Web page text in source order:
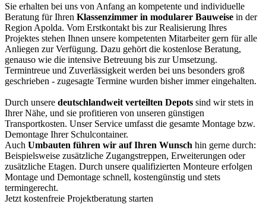
Sie erhalten bei uns von Anfang an kompetente und individuelle
Beratung für Ihren Klassenzimmer in modularer Bauweise in der
Region Apolda. Vom Erstkontakt bis zur Realisierung Ihres
Projektes stehen Ihnen unsere kompetenten Mitarbeiter gern für alle
Anliegen zur Verfügung. Dazu gehört die kostenlose Beratung,
genauso wie die intensive Betreuung bis zur Umsetzung.
Termintreue und Zuverlässigkeit werden bei uns besonders groß
geschrieben - zugesagte Termine wurden bisher immer eingehalten.
Durch unsere deutschlandweit verteilten Depots sind wir stets in
Ihrer Nähe, und sie profitieren von unseren günstigen
Transportkosten. Unser Service umfasst die gesamte Montage bzw.
Demontage Ihrer Schulcontainer.
Auch Umbauten führen wir auf Ihren Wunsch hin gerne durch:
Beispielsweise zusätzliche Zugangstreppen, Erweiterungen oder
zusätzliche Etagen. Durch unsere qualifizierten Monteure erfolgen
Montage und Demontage schnell, kostengünstig und stets
termingerecht.
Jetzt kostenfreie Projektberatung starten